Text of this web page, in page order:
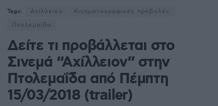
Tags: Αχίλλειον
Κινηματογραφικές προβολές
Πτολεμαΐδα
Δείτε τι προβάλλεται στο
Σινεμά “Αχίλλειον” στην
Πτολεμαΐδα από Πέμπτη
15/03/2018 (trailer)